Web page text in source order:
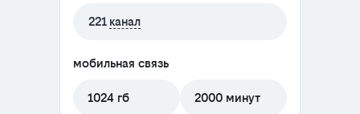
221 канал
мобильная связь
1024 гб 2000 минут